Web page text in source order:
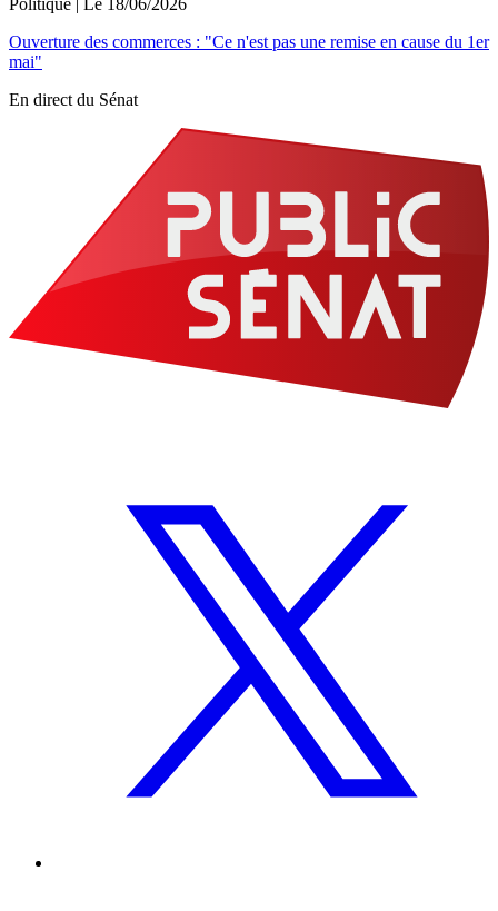
Politique | Le 18/06/2026
Ouverture des commerces : "Ce n'est pas une remise en cause du 1er
mai"
En direct du Sénat